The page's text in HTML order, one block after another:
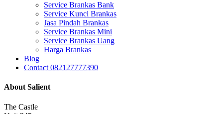
Service Brankas Bank
Service Kunci Brankas
Jasa Pindah Brankas
Service Brankas Mini
Service Brankas Uang
Harga Brankas
Blog
Contact 082127777390
About Salient
The Castle